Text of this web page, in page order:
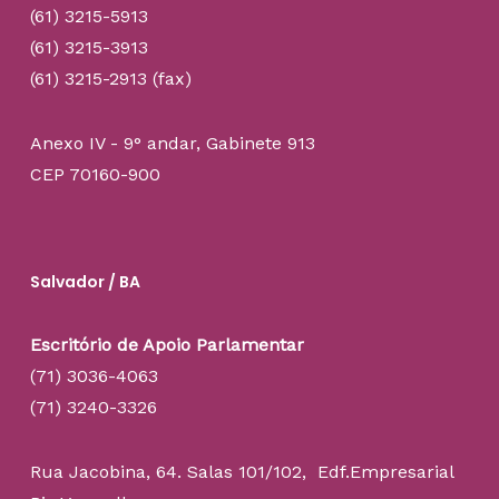
(61) 3215-5913
(61) 3215-3913
(61) 3215-2913 (fax)
Anexo IV - 9° andar, Gabinete 913
CEP 70160-900
Salvador / BA
Escritório de Apoio Parlamentar
(71) 3036-4063
(71) 3240-3326
Rua Jacobina, 64. Salas 101/102, Edf.Empresarial